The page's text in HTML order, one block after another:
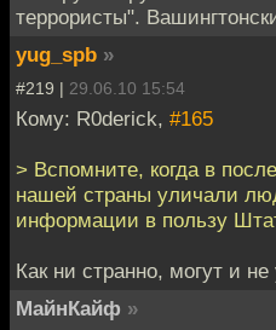
террористы".
yug_spb »
#219 | 29.06.10 15:54
Кому: R0derick, #165
> Вспомните, когда в
нашей страны уличали
информации в пользу
Как ни странно, могут и
МайнКайф »